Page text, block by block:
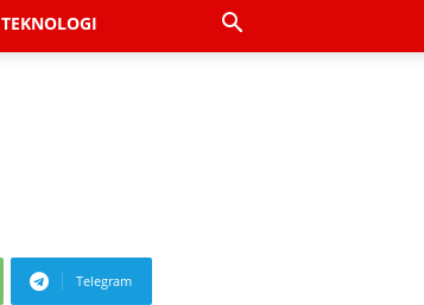
TEKNOLOGI
Telegram